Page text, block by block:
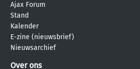
Ajax Forum
Stand
Kalender
E-zine (nieuwsbrief)
Nieuwsarchief
Over ons